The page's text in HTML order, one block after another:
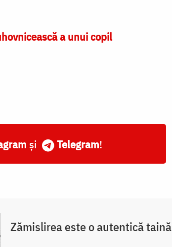
a unui copil
și Telegram!
Zămislirea este o autentică taină